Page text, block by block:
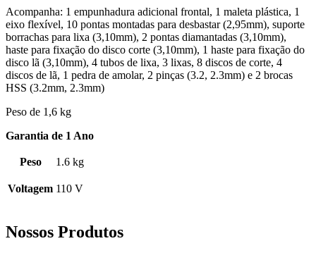
Acompanha: 1 empunhadura adicional frontal, 1 maleta plástica, 1
eixo flexível, 10 pontas montadas para desbastar (2,95mm), suporte
borrachas para lixa (3,10mm), 2 pontas diamantadas (3,10mm),
haste para fixação do disco corte (3,10mm), 1 haste para fixação do
disco lã (3,10mm), 4 tubos de lixa, 3 lixas, 8 discos de corte, 4
discos de lã, 1 pedra de amolar, 2 pinças (3.2, 2.3mm) e 2 brocas
HSS (3.2mm, 2.3mm)
Peso de 1,6 kg
Garantia de 1 Ano
Peso 1.6 kg
Voltagem 110 V
Nossos Produtos